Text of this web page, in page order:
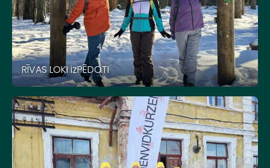
RĪVAS LOKI izPĒDOTI